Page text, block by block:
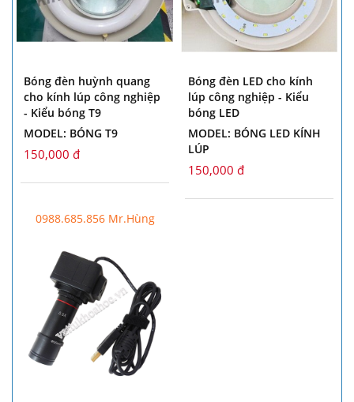
Bóng đèn huỳnh quang
cho kính lúp công nghiệp
- Kiểu bóng T9
MODEL: BÓNG T9
150,000 đ
Bóng đèn LED cho kính
lúp công nghiệp - Kiểu
bóng LED
MODEL: BÓNG LED KÍNH
LÚP
150,000 đ
0988.685.856 Mr.Hùng